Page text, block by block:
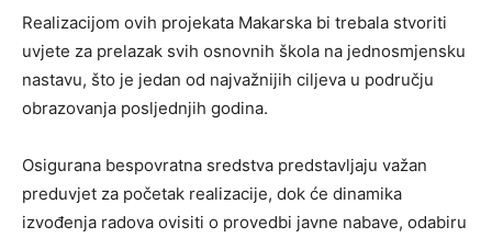
Realizacijom ovih projekata Makarska bi trebala stvoriti
uvjete za prelazak svih osnovnih škola na jednosmjensku
nastavu, što je jedan od najvažnijih ciljeva u području
obrazovanja posljednjih godina.
Osigurana bespovratna sredstva predstavljaju važan
preduvjet za početak realizacije, dok će dinamika
izvođenja radova ovisiti o provedbi javne nabave, odabiru